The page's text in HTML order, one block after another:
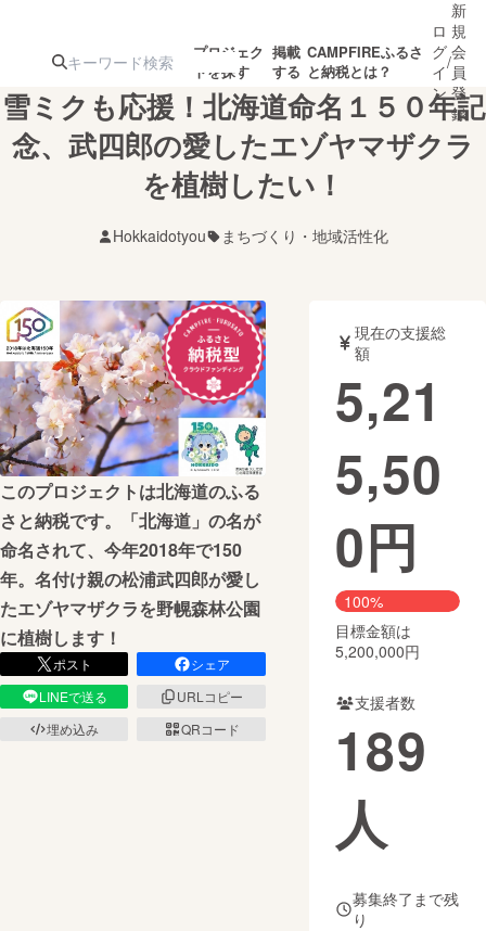
プロジェク
トを探す
注目のリ 注目の新着プロ
ジェクト
募集終了が近いプ
テクノロジー・ガジェット
映像・映画 書籍・雑誌
ビジネス・起業 チャレンジ
まちづくり・地域活性化
CAMPFIRE for Social Good
CAMPFIRE Creation
CAMPFIREふるさと納税
コミュニティ
掲載
する
CAMPFIREふるさ
と納税とは？
ロ
グ
イ
ン
/
新
規
会
員
登
録
雪ミクも応援！北海道命名１５０年記
念、武四郎の愛したエゾヤマザクラ
を植樹したい！
Hokkaidotyou まちづくり・地域活性化
このプロジェクトは北海道のふる
さと納税です。「北海道」の名が
命名されて、今年2018年で150
年。名付け親の松浦武四郎が愛し
たエゾヤマザクラを野幌森林公園
に植樹します！
ポスト
シェア
LINEで送る
URLコピー
埋め込み
QRコード
現在の支援総
額
5,21
5,50
0円
100%
目標金額は
5,200,000円
支援者数
189
人
募集終了まで残
り